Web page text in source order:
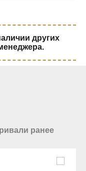
других
ранее